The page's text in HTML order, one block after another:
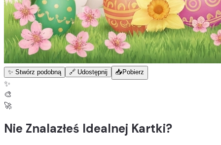
✨ Stwórz podobną 🔗 Udostępnij 📥 Pobierz
✨
🎨
🚀
Nie Znalazłeś Idealnej Kartki?